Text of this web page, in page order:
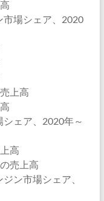
市場シェア、2020
上高
シェア、2020年～
高
売上高
ン市場シェア、